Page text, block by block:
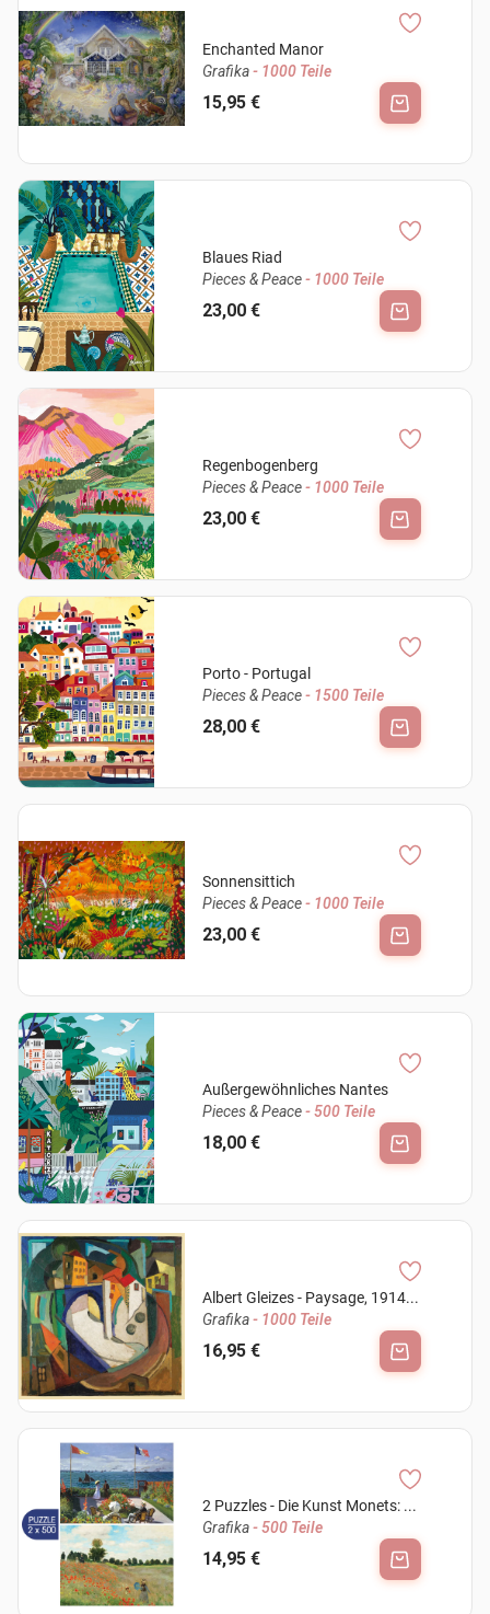
Enchanted Manor
Grafika- 1000 Teile
15,95 €
Blaues Riad
Pieces & Peace- 1000 Teile
23,00 €
Regenbogenberg
Pieces & Peace- 1000 Teile
23,00 €
Porto - Portugal
Pieces & Peace- 1500 Teile
28,00 €
Sonnensittich
Pieces & Peace- 1000 Teile
23,00 €
Außergewöhnliches Nantes
Pieces & Peace- 500 Teile
18,00 €
Albert Gleizes - Paysage, 1914...
Grafika- 1000 Teile
16,95 €
2 Puzzles - Die Kunst Monets: ...
Grafika- 500 Teile
14,95 €